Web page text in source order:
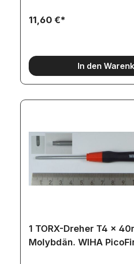
11,60 €*
In den
1 TORX-Dreher T4 x
Molybdän. WIHA